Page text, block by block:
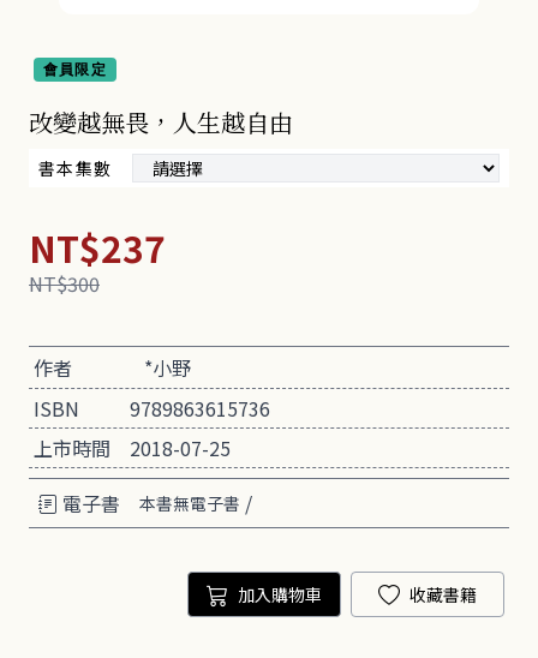
會員限定
改變越無畏，人生越自由
書本集數
NT$237
NT$300
作者
*小野
ISBN
9789863615736
上市時間
2018-07-25
電子書
本書無電子書 /
加入購物車 收藏書籍